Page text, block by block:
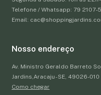
Telefone / Whatsapp: 79 2107-
Email:
Nosso endereço
Av. Ministro Geraldo Barreto
Jardins,Aracaju - SE, 49026-010
Como chegar